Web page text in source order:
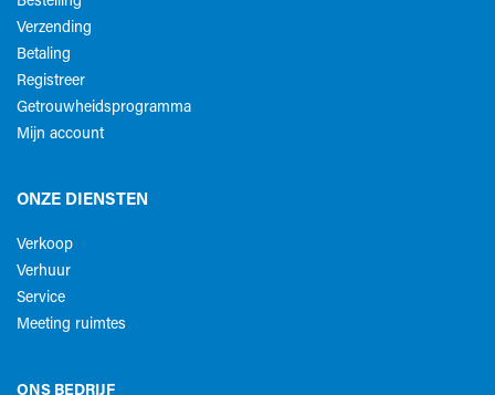
Verzending
Betaling
Registreer
Getrouwheidsprogramma
Mijn account
ONZE DIENSTEN
Verkoop
Verhuur
Service
Meeting ruimtes
ONS BEDRIJF